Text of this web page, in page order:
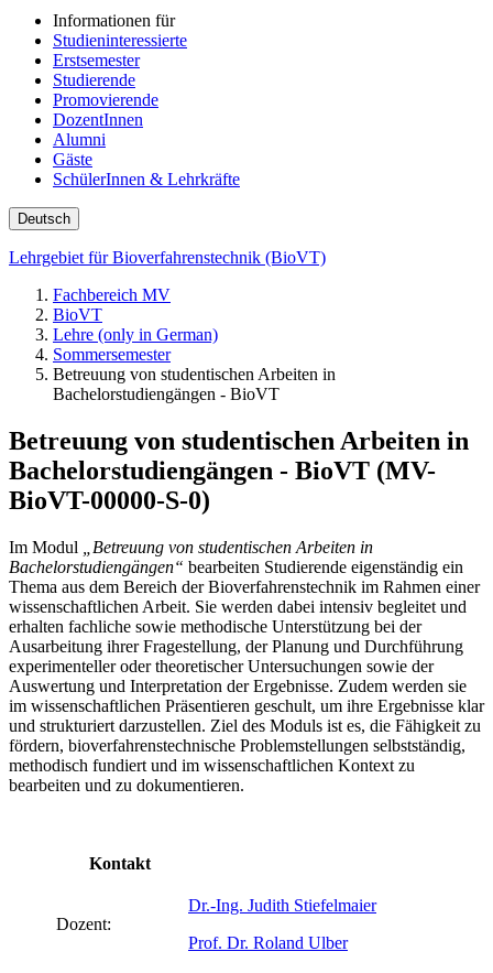
Informationen für
Studieninteressierte
Erstsemester
Studierende
Promovierende
DozentInnen
Alumni
Gäste
SchülerInnen & Lehrkräfte
Deutsch
Lehrgebiet für Bioverfahrenstechnik (BioVT)
Fachbereich MV
BioVT
Lehre (only in German)
Sommersemester
Betreuung von studentischen Arbeiten in
Bachelorstudiengängen - BioVT
Betreuung von studentischen Arbeiten in
Bachelorstudiengängen - BioVT (MV-
BioVT-00000-S-0)
Im Modul
„Betreuung von studentischen Arbeiten in
Bachelorstudiengängen“ bearbeiten Studierende eigenständig ein
Thema aus dem Bereich der Bioverfahrenstechnik im Rahmen einer
wissenschaftlichen Arbeit. Sie werden dabei intensiv begleitet und
erhalten fachliche sowie methodische Unterstützung bei der
Ausarbeitung ihrer Fragestellung, der Planung und Durchführung
experimenteller oder theoretischer Untersuchungen sowie der
Auswertung und Interpretation der Ergebnisse. Zudem werden sie
im wissenschaftlichen Präsentieren geschult, um ihre Ergebnisse klar
und strukturiert darzustellen. Ziel des Moduls ist es, die Fähigkeit zu
fördern, bioverfahrenstechnische Problemstellungen selbstständig,
methodisch fundiert und im wissenschaftlichen Kontext zu
bearbeiten und zu dokumentieren.
Kontakt
Dozent:
Dr.-Ing. Judith Stiefelmaier
Prof. Dr. Roland Ulber